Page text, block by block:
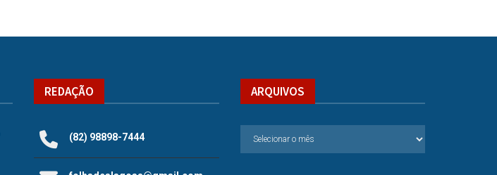
REDAÇÃO
(82) 98898-7444
ARQUIVOS